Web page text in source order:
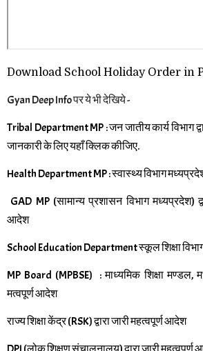
Download School Holiday Order in
Gyan Deep Info पर ये भी देखिये -
Tribal Department MP : जन जातीय कार्य विभाग
जानकारी के लिए यहाँ क्लिक कीजिए.
Health Department MP : स्वास्थ्य विभाग मध्यप्रदेश
GAD MP (सामान्य प्रशासन विभाग मध्यप्रदेश)
आदेश
School Education Department स्कूल शिक्षा विभाग
MP Board (MPBSE) : माध्यमिक शिक्षा मण्डल,
मत्वपूर्ण आदेश
राज्य शिक्षा केंद्र (RSK) द्वारा जारी महत्वपूर्ण आदेश